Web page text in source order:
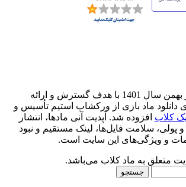
وبسایت مادکلاب در بهمن سال 1401 با هدف گسترش و ارائه
ماد بازی از ورکشاپ استیم تأسیس و
کلاب افزوده شد. آپدیت آنی مادها، انتشار
و پولی، سلامت فایل‌ها، لینک مستقیم و نبود
و ویژگی‌های این سایت است.
متعلق به ماد کلاب می‌باشد.
جستجو